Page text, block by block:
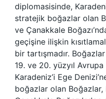
diplomasisinde,
stratejik boğazlar olan
ve Çanakkale
geçişine ilişkin
bir tartışmadır.
19. ve 20. yüzyıl
Karadeniz’i Ege
boğazlar olan